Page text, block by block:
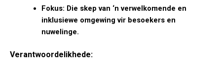
Fokus: Die skep van ‘n verwelkomende en
inklusiewe omgewing vir besoekers en
nuwelinge.
Verantwoordelikhede: